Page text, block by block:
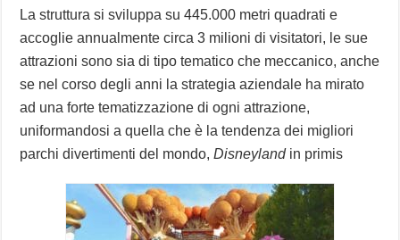
La struttura si sviluppa su 445.000 metri quadrati e
accoglie annualmente circa 3 milioni di visitatori, le sue
attrazioni sono sia di tipo tematico che meccanico, anche
se nel corso degli anni la strategia aziendale ha mirato
ad una forte tematizzazione di ogni attrazione,
uniformandosi a quella che è la tendenza dei migliori
parchi divertimenti del mondo,Disneylandin primis